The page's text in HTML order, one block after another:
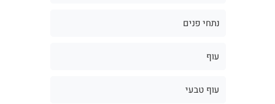
נתחי פנים
עוף
עוף טבעי